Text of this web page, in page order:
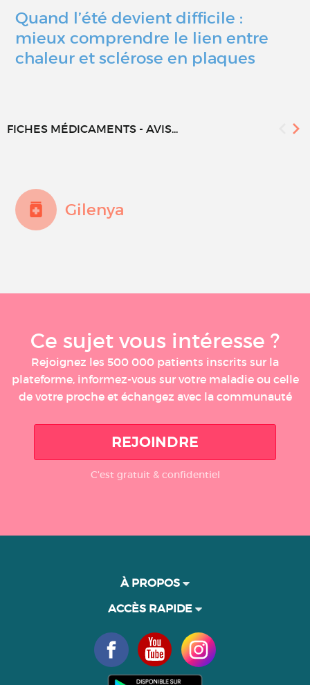
Quand l’été devient difficile :
mieux comprendre le lien entre
chaleur et sclérose en plaques
FICHES MÉDICAMENTS - AVIS...
Gilenya
Ce sujet vous intéresse ?
Rejoignez les 500 000 patients inscrits sur la
plateforme, informez-vous sur votre maladie ou celle
de votre proche et échangez avec la communauté
REJOINDRE
C'est gratuit & confidentiel
À PROPOS
ACCÈS RAPIDE